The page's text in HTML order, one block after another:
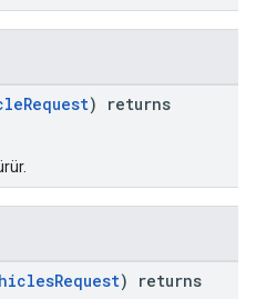
) returns
) returns